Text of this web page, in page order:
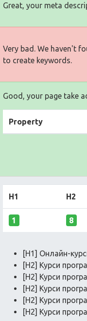
Great, your meta
Very bad. We haven't
to create keywords.
Good, your page take
Property
H1 H2
1 8
[H1] Онлайн-
[H2] Курси
[H2] Курси
[H2] Курси
[H2] Курси
[H2] Курси